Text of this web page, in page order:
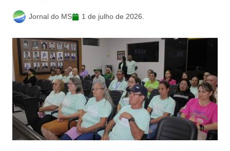
Jornal do MS 1 de julho de 2026.